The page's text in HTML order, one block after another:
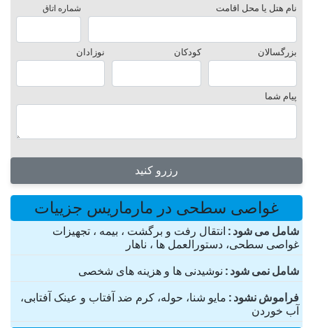
نام هتل یا محل اقامت شماره اتاق
بزرگسالان کودکان نوزادان
پیام شما
رزرو کنید
غواصی سطحی در مارماریس جزییات
شامل می شود انتقال رفت و برگشت ، بیمه ، تجهیزات
غواصی سطحی، دستورالعمل ها ، ناهار
شامل نمی شود نوشیدنی ها و هزینه های شخصی
فراموش نشود مایو شنا، حوله، کرم ضد آفتاب و عینک آفتابی،
آب خوردن